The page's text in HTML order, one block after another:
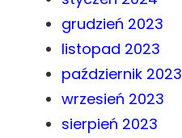
grudzień 2023
listopad 2023
październik 2023
wrzesień 2023
sierpień 2023